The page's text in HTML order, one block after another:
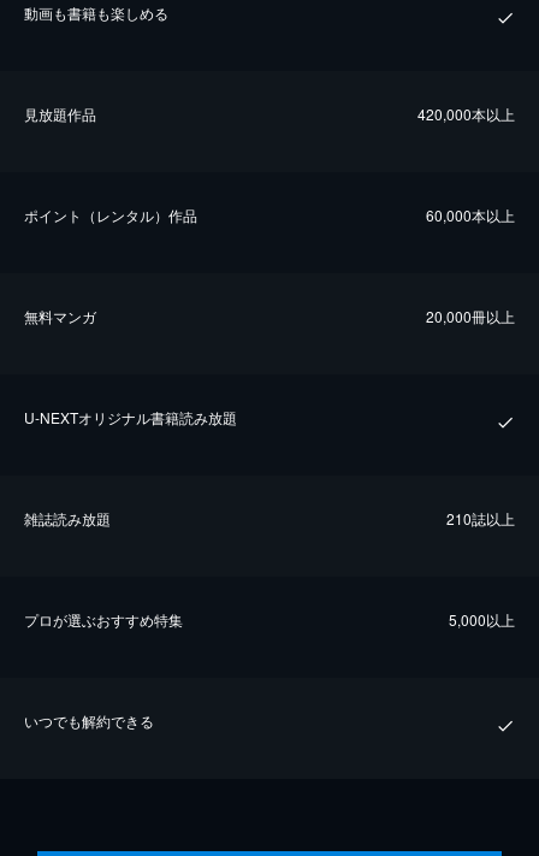
動画も書籍も楽しめる
⾒放題作品 420,000本以上
ポイント（レンタル）作品 60,000本以上
無料マンガ 20,000冊以上
U-NEXTオリジナル書籍読み放題
雑誌読み放題 210誌以上
プロが選ぶおすすめ特集 5,000以上
いつでも解約できる